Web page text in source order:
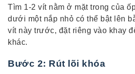
Tìm 1-2 vít nằm ở mặt trong của
dưới một nắp nhỏ có thể bật lên
vít này trước, đặt riêng vào khay
khác.
Bước 2: Rút lõi khóa